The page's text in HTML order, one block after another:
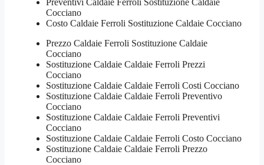
Cocciano
Costo Caldaie Ferroli Sostituzione Caldaie Cocciano
Prezzo Caldaie Ferroli Sostituzione Caldaie
Cocciano
Sostituzione Caldaie Caldaie Ferroli Prezzi
Cocciano
Sostituzione Caldaie Caldaie Ferroli Costi Cocciano
Sostituzione Caldaie Caldaie Ferroli Preventivo
Cocciano
Sostituzione Caldaie Caldaie Ferroli Preventivi
Cocciano
Sostituzione Caldaie Caldaie Ferroli Costo Cocciano
Sostituzione Caldaie Caldaie Ferroli Prezzo
Cocciano